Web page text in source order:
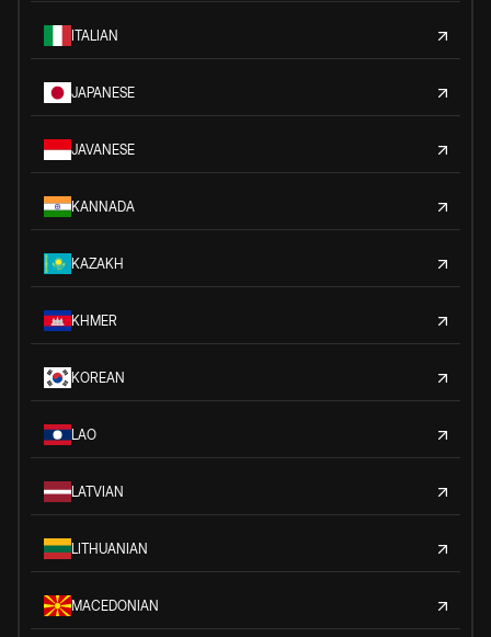
ITALIAN
JAPANESE
JAVANESE
KANNADA
KAZAKH
KHMER
KOREAN
LAO
LATVIAN
LITHUANIAN
MACEDONIAN